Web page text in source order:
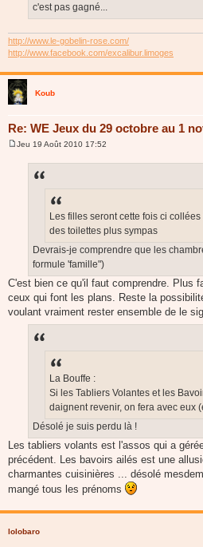
c'est pas gagné...
http://www.le-gobelin-rose.com/
http://www.facebook.com/excalibur.limoges
Koub
Re: WE Jeux du 29 octobre au 1
Jeu 19 Août 2010 17:52
Les filles seront cette fois ci
des toilettes plus sympas
Devrais-je comprendre que les
formule 'famille")
C'est bien ce qu'il faut comprendre. Plus
ceux qui font les plans. Reste la
voulant vraiment rester ensemble de le
La Bouffe :
Si les Tabliers Volantes et les
daignent revenir, on fera avec eux
Désolé je suis perdu là !
Les tabliers volants est l'assos qui a
précédent. Les bavoirs ailés est une
charmantes cuisinières ... désolé
mangé tous les prénoms
lolobaro